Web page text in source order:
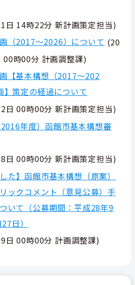
日 14時22分 新計画策定担当)
（2017～2026）について (20
00時00分 計画調整課)
【基本構想（2017～202
】策定の経過について
日 00時00分 新計画策定担当)
年度）函館市基本構想審
日 00時00分 新計画策定担当)
た】函館市基本構想（原案）
ックコメント（意見公募）手
いて（公募期間：平成28年9
日）
日 00時00分 計画調整課)